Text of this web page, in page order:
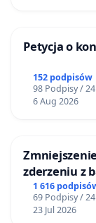
Petycja o
152 podpisów
98 Podpisy /
6 Aug 2026
zderzeniu z
1 616
69 Podpisy /
23 Jul 2026